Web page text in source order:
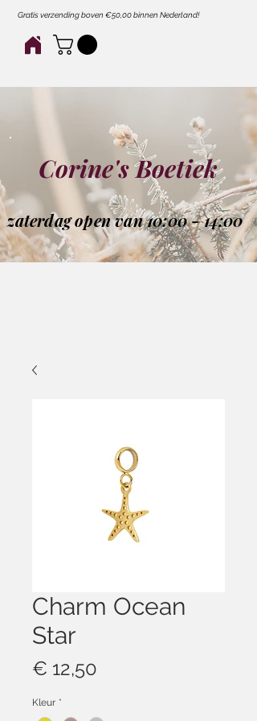
Gratis verzending boven €50,00 binnen Nederland!
Corine's Boetiek
zaterdag open van 10:00 - 14:00
Charm Ocean
Star
€ 12,50
Kleur *